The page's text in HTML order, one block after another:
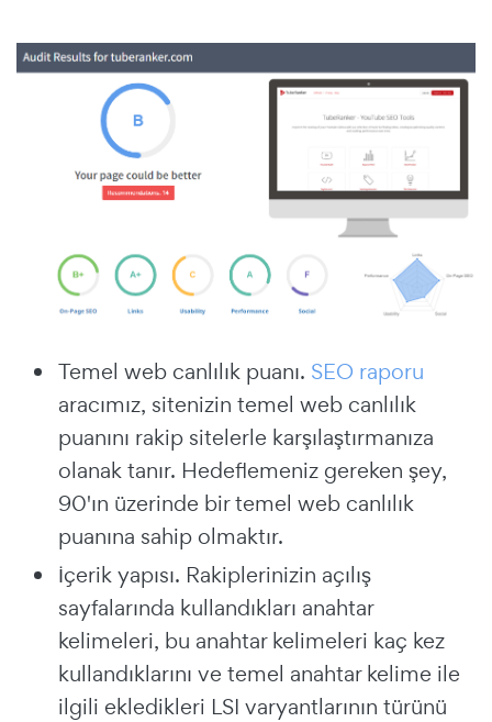
Temel web canlılık puanı. SEO raporu
aracımız, sitenizin temel web canlılık
puanını rakip sitelerle karşılaştırmanıza
olanak tanır. Hedeflemeniz gereken şey,
90'ın üzerinde bir temel web canlılık
puanına sahip olmaktır.
İçerik yapısı. Rakiplerinizin açılış
sayfalarında kullandıkları anahtar
kelimeleri, bu anahtar kelimeleri kaç kez
kullandıklarını ve temel anahtar kelime ile
ilgili ekledikleri LSI varyantlarının türünü